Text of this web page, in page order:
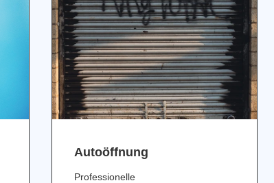
Аutoöffnung
Professionelle